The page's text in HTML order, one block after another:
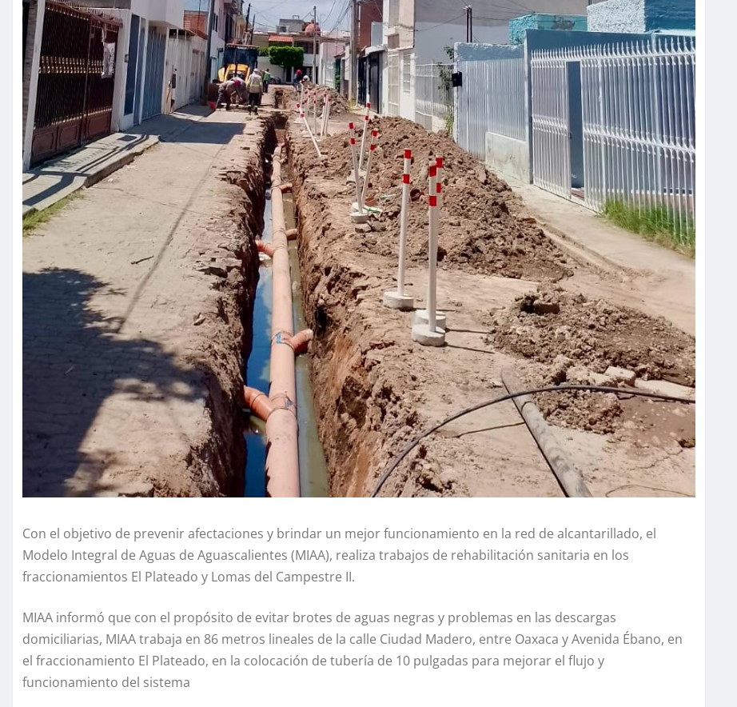
Con el objetivo de prevenir afectaciones y brindar un mejor funcionamiento en la red de alcantarillado, el
Modelo Integral de Aguas de Aguascalientes (MIAA), realiza trabajos de rehabilitación sanitaria en los
fraccionamientos El Plateado y Lomas del Campestre II.
MIAA informó que con el propósito de evitar brotes de aguas negras y problemas en las descargas
domiciliarias, MIAA trabaja en 86 metros lineales de la calle Ciudad Madero, entre Oaxaca y Avenida Ébano, en
el fraccionamiento El Plateado, en la colocación de tubería de 10 pulgadas para mejorar el flujo y
funcionamiento del sistema